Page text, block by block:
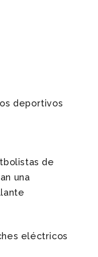
deportivos
de
una
eléctricos